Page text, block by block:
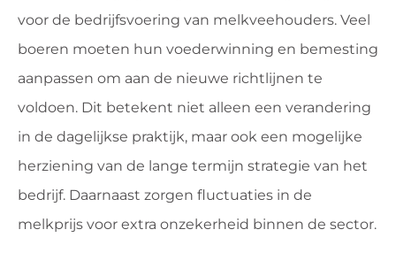
voor de bedrijfsvoering van melkveehouders. Veel
boeren moeten hun voederwinning en bemesting
aanpassen om aan de nieuwe richtlijnen te
voldoen. Dit betekent niet alleen een verandering
in de dagelijkse praktijk, maar ook een mogelijke
herziening van de lange termijn strategie van het
bedrijf. Daarnaast zorgen fluctuaties in de
melkprijs voor extra onzekerheid binnen de sector.